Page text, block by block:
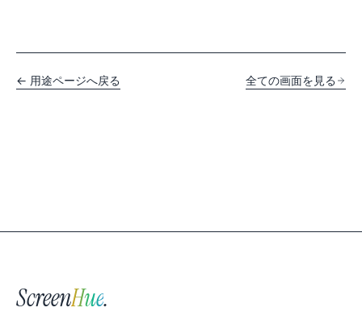
← 用途ページへ戻る 全ての画面を見る
ScreenHue.